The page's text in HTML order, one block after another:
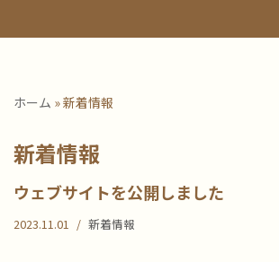
テ
へ
ス
キ
ッ
ホーム »新着情報
新着情報
ウェブサイトを公開しました
2023.11.01 新着情報